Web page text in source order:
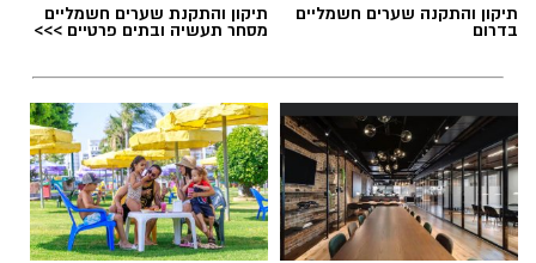
תיקון והתקנה שערים חשמליים
בדרום
תיקון והתקנת שערים חשמליים
מסחר תעשיה ובתים פרטיים >>>